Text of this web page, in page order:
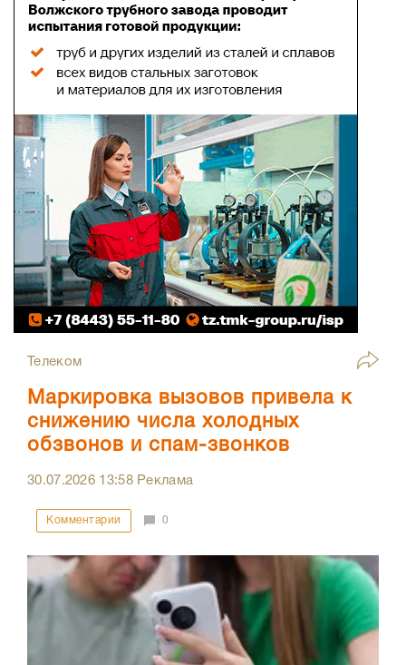
Телеком
Маркировка вызовов привела к
снижению числа холодных
обзвонов и спам-звонков
30.07.2026 13:58Реклама
Комментарии 0